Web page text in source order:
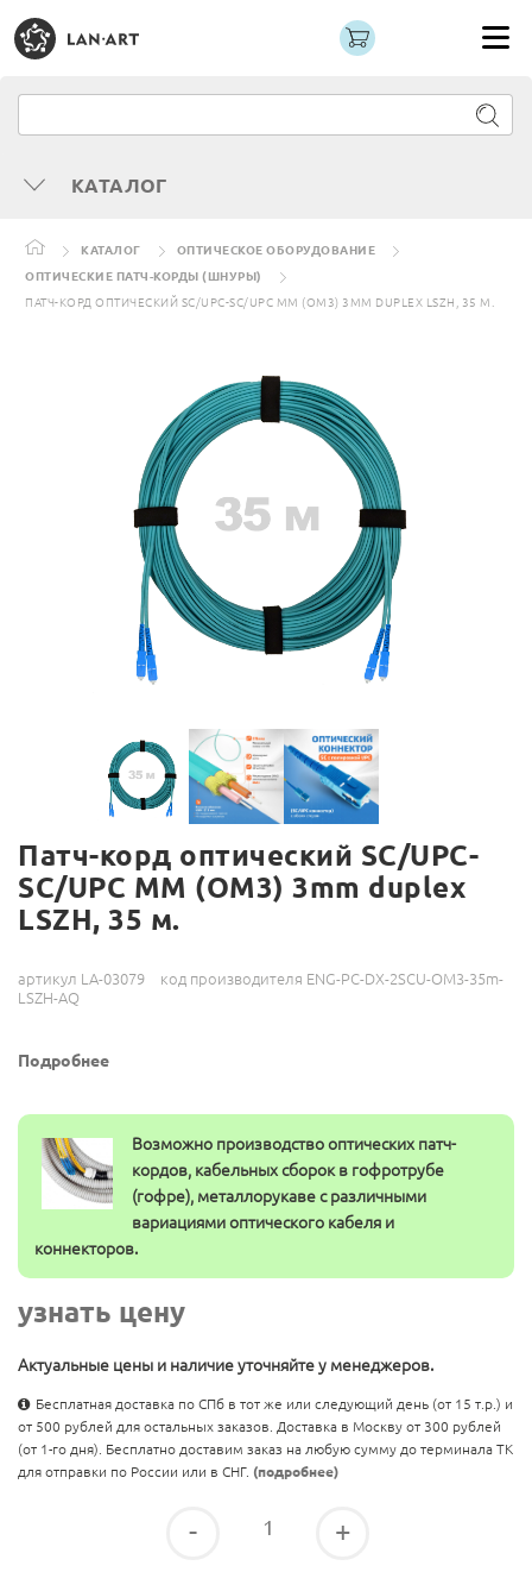
КАТАЛОГ
КАТАЛОГ
ОПТИЧЕСКОЕ ОБОРУДОВАНИЕ
ОПТИЧЕСКИЕ ПАТЧ-КОРДЫ (ШНУРЫ)
ПАТЧ-КОРД ОПТИЧЕСКИЙ SC/UPC-SC/UPC MM (OM3) 3MM DUPLEX LSZH, 35 М.
Патч-корд оптический SC/UPC-
SC/UPC MM (OM3) 3mm duplex
LSZH, 35 м.
артикул LA-03079
код производителя ENG-PC-DX-2SCU-OM3-35m-
LSZH-AQ
Подробнее
Возможно производство оптических патч-
кордов, кабельных сборок в гофротрубе
(гофре), металлорукаве с различными
вариациями оптического кабеля и
коннекторов.
узнать цену
Актуальные цены и наличие уточняйте у менеджеров.
Бесплатная доставка по СПб в тот же или следующий день (от 15 т.р.) и
от 500 рублей для остальных заказов. Доставка в Москву от 300 рублей
(от 1-го дня). Бесплатно доставим заказ на любую сумму до терминала ТК
для отправки по России или в СНГ. (подробнее)
- +